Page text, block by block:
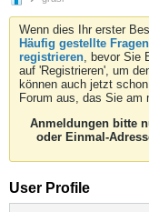
Wenn dies Ihr erster
Häufig gestellte Fragen
registrieren, bevor Sie
auf 'Registrieren', um
können auch jetzt
Forum aus, das Sie am
Anmeldungen bitte
oder Einmal-
User Profile